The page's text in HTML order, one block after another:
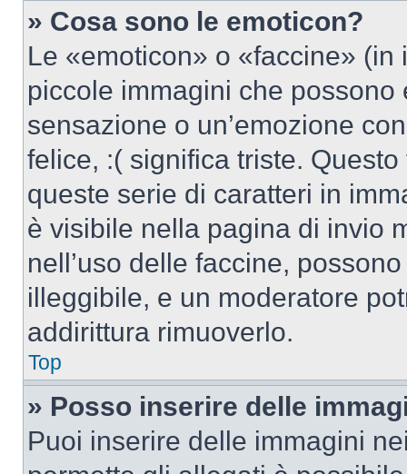
» Cosa sono le emoticon?
Le «emoticon» o «faccine»
piccole immagini che
sensazione o un’emozione
felice, :( significa triste.
queste serie di caratteri in
è visibile nella pagina di invio
nell’uso delle faccine,
illeggibile, e un moderatore
addirittura rimuoverlo.
Top
» Posso inserire delle
Puoi inserire delle immagini